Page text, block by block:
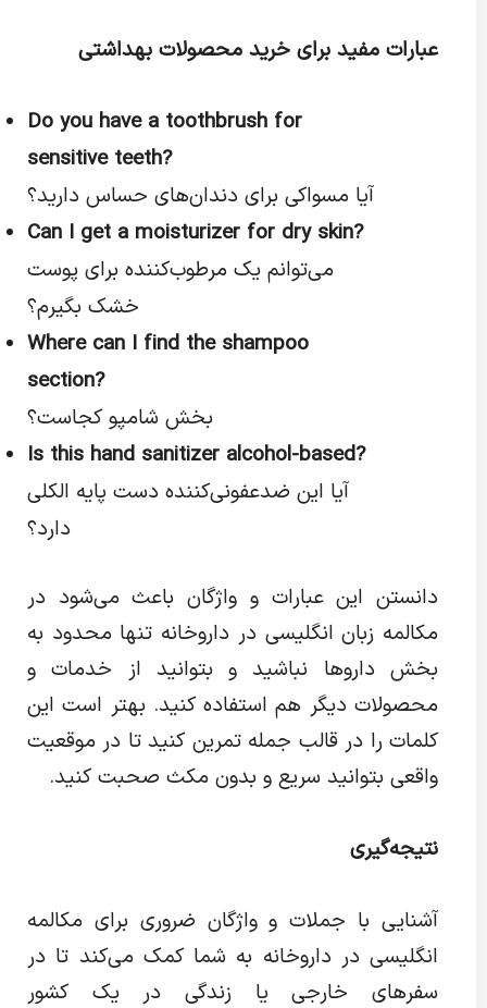
عبارات مفید برای خرید محصولات بهداشتی
Do you have a toothbrush for
sensitive teeth?
آیا مسواکی برای دندان‌های حساس دارید؟
Can I get a moisturizer for dry skin?
می‌توانم یک مرطوب‌کننده برای پوست
خشک بگیرم؟
Where can I find the shampoo
section?
بخش شامپو کجاست؟
Is this hand sanitizer alcohol-based?
آیا این ضدعفونی‌کننده دست پایه الکلی
دارد؟
دانستن این عبارات و واژگان باعث می‌شود در
مکالمه زبان انگلیسی در داروخانه تنها محدود به
بخش داروها نباشید و بتوانید از خدمات و
محصولات دیگر هم استفاده کنید. بهتر است این
کلمات را در قالب جمله تمرین کنید تا در موقعیت
واقعی بتوانید سریع و بدون مکث صحبت کنید.
نتیجه‌گیری
آشنایی با جملات و واژگان ضروری برای مکالمه
انگلیسی در داروخانه به شما کمک می‌کند تا در
سفرهای خارجی یا زندگی در یک کشور